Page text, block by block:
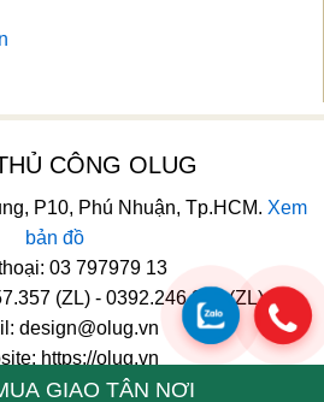
GIAO TÂN NƠI
CÔNG OLUG
P10, Phú Nhuận, Tp.HCM. Xem
bản đồ
03 797979 13
(ZL) - 0392.246.246 (ZL)
design@olug.vn
https://olug.vn